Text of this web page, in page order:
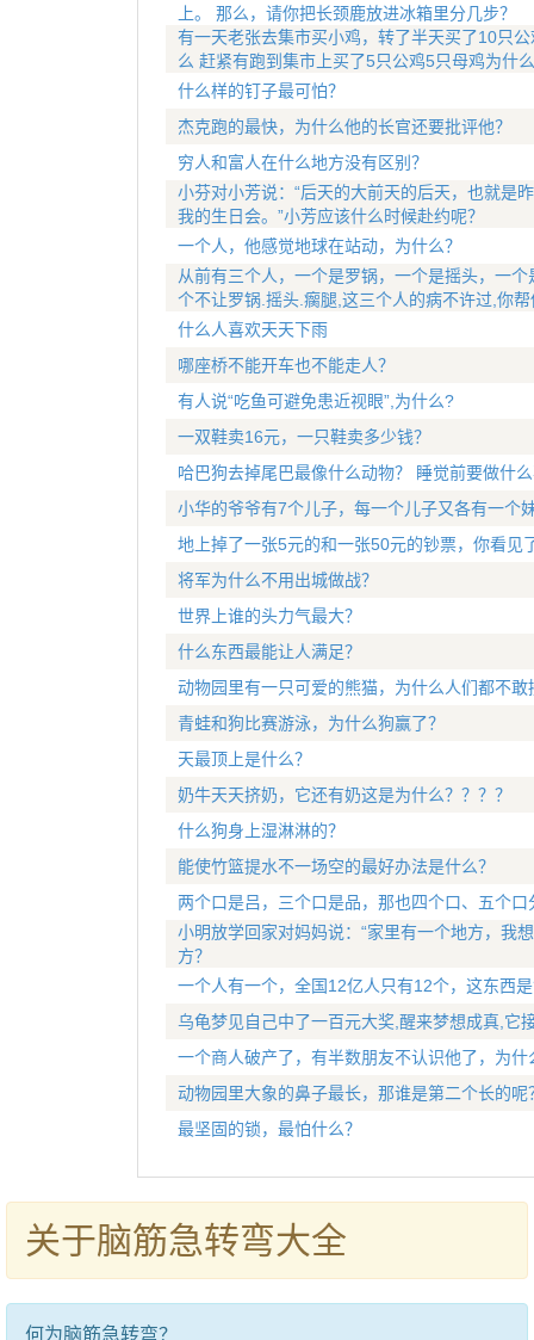
上。 那么，请你把长颈鹿放进冰箱里分几步？
有一天老张去集市买小鸡，转了半天买了10只
么 赶紧有跑到集市上买了5只公鸡5只母鸡为什
什么样的钉子最可怕？
杰克跑的最快，为什么他的长官还要批评他？
穷人和富人在什么地方没有区别？
小芬对小芳说：“后天的大前天的后天，也就是
我的生日会。”小芳应该什么时候赴约呢？
一个人，他感觉地球在站动，为什么？
从前有三个人，一个是罗锅，一个是摇头，一
个不让罗锅.摇头.瘸腿,这三个人的病不许过,你
什么人喜欢天天下雨
哪座桥不能开车也不能走人？
有人说“吃鱼可避免患近视眼”,为什么?
一双鞋卖16元，一只鞋卖多少钱？
哈巴狗去掉尾巴最像什么动物？ 睡觉前要做什
小华的爷爷有7个儿子，每一个儿子又各有一个
地上掉了一张5元的和一张50元的钞票，你看见
将军为什么不用出城做战？
世界上谁的头力气最大？
什么东西最能让人满足？
动物园里有一只可爱的熊猫，为什么人们都不敢
青蛙和狗比赛游泳，为什么狗赢了？
天最顶上是什么？
奶牛天天挤奶，它还有奶这是为什么？？？？
什么狗身上湿淋淋的？
能使竹篮提水不一场空的最好办法是什么？
两个口是吕，三个口是品，那也四个口、五个口
小明放学回家对妈妈说：“家里有一个地方，我
方？
一个人有一个，全国12亿人只有12个，这东西
乌龟梦见自己中了一百元大奖,醒来梦想成真,它
一个商人破产了，有半数朋友不认识他了，为什
动物园里大象的鼻子最长，那谁是第二个长的呢
最坚固的锁，最怕什么？
关于脑筋急转弯大全
何为脑筋急转弯？